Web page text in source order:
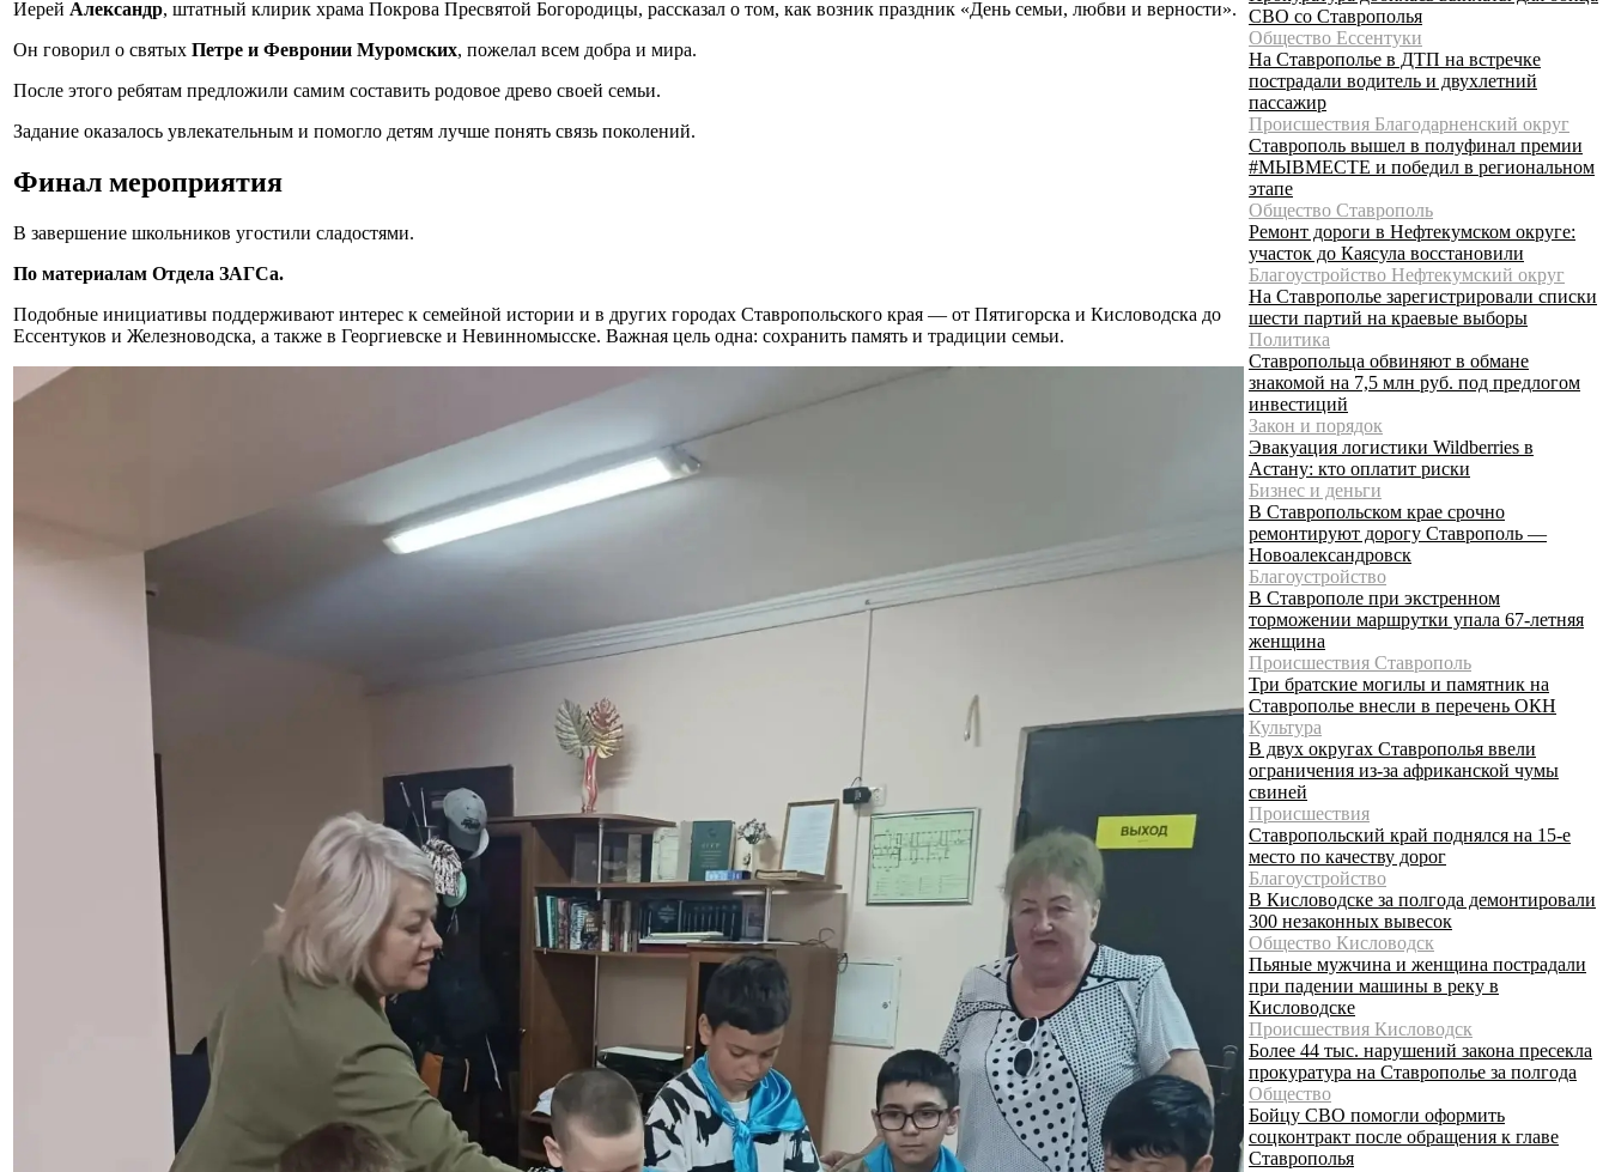
Иерей Александр, штатный клирик храма Покрова Пресвятой Богородицы, рассказал о том, как возник праздник «День семьи, любви и верности».
Он говорил о святых Петре и Февронии Муромских, пожелал всем добра и мира.
После этого ребятам предложили самим составить родовое древо своей семьи.
Задание оказалось увлекательным и помогло детям лучше понять связь поколений.
Финал мероприятия
В завершение школьников угостили сладостями.
По материалам Отдела ЗАГСа.
Подобные инициативы поддерживают интерес к семейной истории и в других городах Ставропольского края — от Пятигорска и Кисловодска до
Ессентуков и Железноводска, а также в Георгиевске и Невинномысске. Важная цель одна: сохранить память и традиции семьи.
СВО со Ставрополья
Общество Ессентуки
На Ставрополье в ДТП на встречке
пострадали водитель и двухлетний
пассажир
Происшествия Благодарненский округ
Ставрополь вышел в полуфинал премии
#МЫВМЕСТЕ и победил в региональном
этапе
Общество Ставрополь
Ремонт дороги в Нефтекумском округе:
участок до Каясула восстановили
Благоустройство Нефтекумский округ
На Ставрополье зарегистрировали списки
шести партий на краевые выборы
Политика
Ставропольца обвиняют в обмане
знакомой на 7,5 млн руб. под предлогом
инвестиций
Закон и порядок
Эвакуация логистики Wildberries в
Астану: кто оплатит риски
Бизнес и деньги
В Ставропольском крае срочно
ремонтируют дорогу Ставрополь —
Новоалександровск
Благоустройство
В Ставрополе при экстренном
торможении маршрутки упала 67-летняя
женщина
Происшествия Ставрополь
Три братские могилы и памятник на
Ставрополье внесли в перечень ОКН
Культура
В двух округах Ставрополья ввели
ограничения из-за африканской чумы
свиней
Происшествия
Ставропольский край поднялся на 15-е
место по качеству дорог
Благоустройство
В Кисловодске за полгода демонтировали
300 незаконных вывесок
Общество Кисловодск
Пьяные мужчина и женщина пострадали
при падении машины в реку в
Кисловодске
Происшествия Кисловодск
Более 44 тыс. нарушений закона пресекла
прокуратура на Ставрополье за полгода
Общество
Бойцу СВО помогли оформить
соцконтракт после обращения к главе
Ставрополья